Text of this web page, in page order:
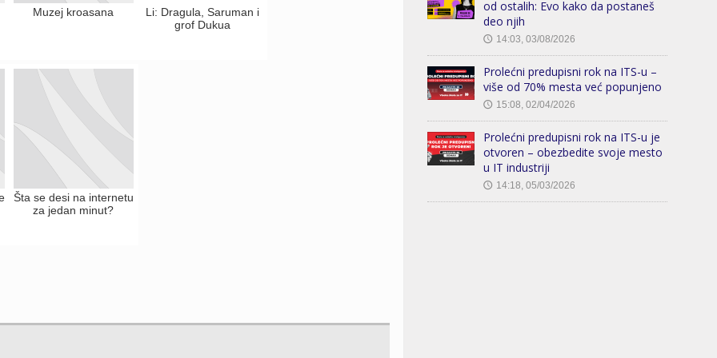
Muzej kroasana
Li: Dragula, Saruman i
grof Dukua
Šta se desi na internetu
za jedan minut?
od ostalih: Evo kako da postaneš
deo njih
🕔 14:03, 03/08/2026
Prolećni predupisni rok na ITS-u –
više od 70% mesta već popunjeno
🕔 15:08, 02/04/2026
Prolećni predupisni rok na ITS-u je
otvoren – obezbedite svoje mesto
u IT industriji
🕔 14:18, 05/03/2026